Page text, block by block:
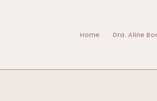
Home Dra. Aline